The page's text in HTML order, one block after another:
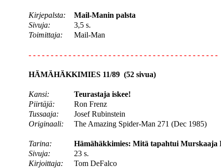
Kirjepalsta:
Mail-Manin palsta
Sivuja:
3,5 s.
Toimittaja:
Mail-Man
- - - - - - - - - - - - - - - - - - - - - - - - - - - - - - - - - - - - - - - - - - -
HÄMÄHÄKKIMIES 11/89 (52 sivua)
Kansi:
Teurastaja iskee!
Piirtäjä:
Ron Frenz
Tussaaja:
Josef Rubinstein
Originaali:
The Amazing Spider-Man 271 (Dec 1985)
Tarina:
Hämähäkkimies: Mitä tapahtui Murskaaja
Sivuja:
23 s.
Kirjoittaja:
Tom DeFalco